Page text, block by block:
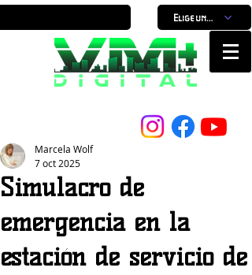
Elige un horario
Simulacro de
emergencia en la
estación de servicio de
Marcela Wolf
7 oct 2025